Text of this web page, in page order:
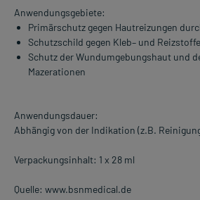
Anwendungsgebiete:
Primärschutz gegen Hautreizungen
Schutzschild gegen Kleb– und Reizstoffe
Schutz der Wundumgebungshaut und
Mazerationen
Anwendungsdauer:
Abhängig von der Indikation (z.B.
Verpackungsinhalt: 1 x 28 ml
Quelle: www.bsnmedical.de